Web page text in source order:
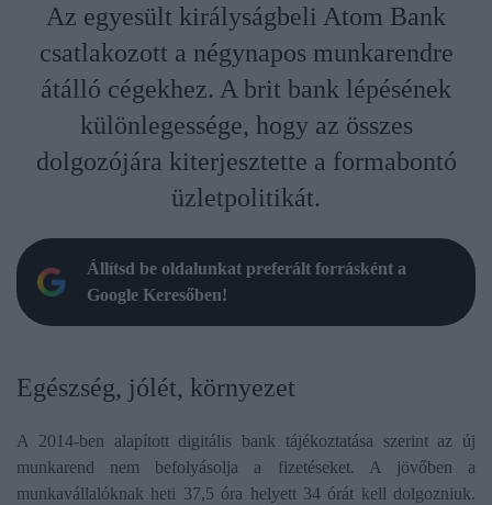
Az egyesült királyságbeli Atom Bank
csatlakozott a négynapos munkarendre
átálló cégekhez. A brit bank lépésének
különlegessége, hogy az összes
dolgozójára kiterjesztette a formabontó
üzletpolitikát.
Állítsd be oldalunkat preferált forrásként a
Google Keresőben!
Egészség, jólét, környezet
A 2014-ben alapított digitális bank tájékoztatása szerint az új
munkarend nem befolyásolja a fizetéseket. A jövőben a
munkavállalóknak heti 37,5 óra helyett 34 órát kell dolgozniuk.